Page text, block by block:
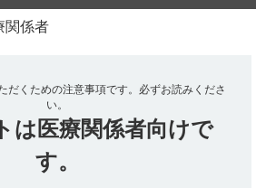
Drug Information
】 効能又は効果について教えて
だくための注意事項です。 必ずお読みくださ
い。
は 医療関係者向けで
す。